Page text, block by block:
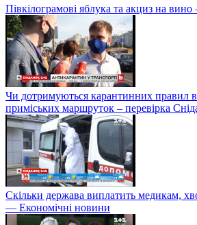
Півкілограмові яблука та акциз на
Чи дотримуються карантинних правил
приміських маршруток – перевірка
Скільки держава виплатить медикам,
— Економічні новини